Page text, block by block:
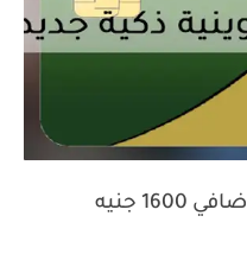
وزارة التموين تعلن عن دعم إضافي 1600 جنيه